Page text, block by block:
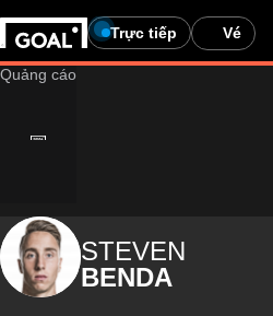
Trực tiếp Vé
STEVEN
BENDA